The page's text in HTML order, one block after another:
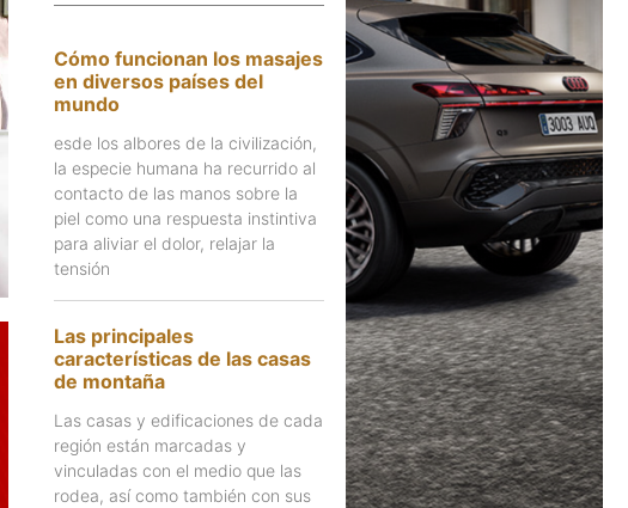
Cómo funcionan los masajes
en diversos países del
mundo
esde los albores de la civilización,
la especie humana ha recurrido al
contacto de las manos sobre la
piel como una respuesta instintiva
para aliviar el dolor, relajar la
tensión
Las principales
características de las casas
de montaña
Las casas y edificaciones de cada
región están marcadas y
vinculadas con el medio que las
rodea, así como también con sus